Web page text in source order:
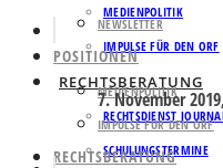
MEDIENPOLITIK
IMPULSE FÜR DEN ORF
RECHTSBERATUNG
RECHTSDIENST
SCHULUNGSTERMINE
NEWSLETTER
POSITIONEN
MEDIENPOLITIK
IMPULSE FÜR DEN ORF
RECHTSBERATUNG
7. November